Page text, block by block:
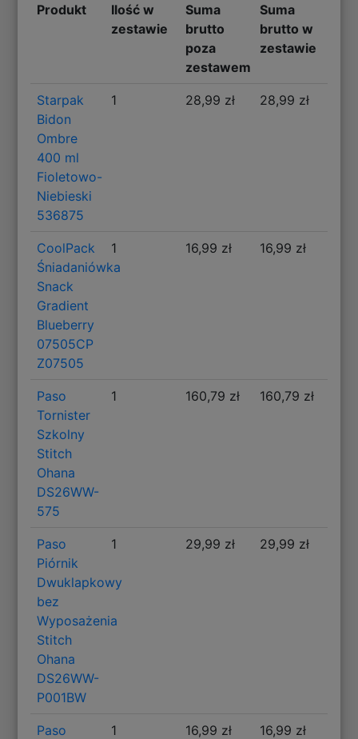
Produkt
Ilość w
zestawie
Suma
brutto
poza
zestawem
Suma
brutto w
zestawie
Starpak
Bidon
Ombre
400 ml
Fioletowo-
Niebieski
536875
1 28,99 zł 28,99 zł
CoolPack
Śniadaniówka
Snack
Gradient
Blueberry
07505CP
Z07505
1 16,99 zł 16,99 zł
Paso
Tornister
Szkolny
Stitch
Ohana
DS26WW-
575
1 160,79 zł 160,79 zł
Paso
Piórnik
Dwuklapkowy
bez
Wyposażenia
Stitch
Ohana
DS26WW-
P001BW
1 29,99 zł 29,99 zł
Paso
1 16,99 zł 16,99 zł